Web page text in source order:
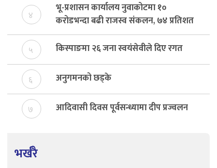
४
भू-प्रशासन कार्यालय नुवाकोटमा १०
करोडभन्दा बढी राजस्व संकलन, ७४ प्रतिशत
बेरुजु फर्छयौट
५ किस्पाङमा २६ जना स्वयंसेवीले दिए रगत
६ अनुगमनको छड्के
७ आदिवासी दिवस पूर्वसन्ध्यामा दीप प्रज्वलन
भर्खरै